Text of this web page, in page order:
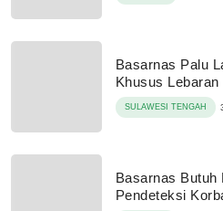
Basarnas Palu
Khusus
SULAWESI TENGAH
Basarnas Butuh
Pendeteksi